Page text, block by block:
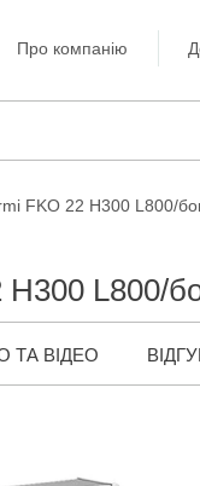
Про компанію
FKO 22 H300 L800/
L800/
ТА ВІДЕО